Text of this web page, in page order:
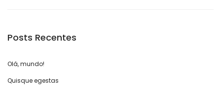
Posts Recentes
Olá, mundo!
Quisque egestas